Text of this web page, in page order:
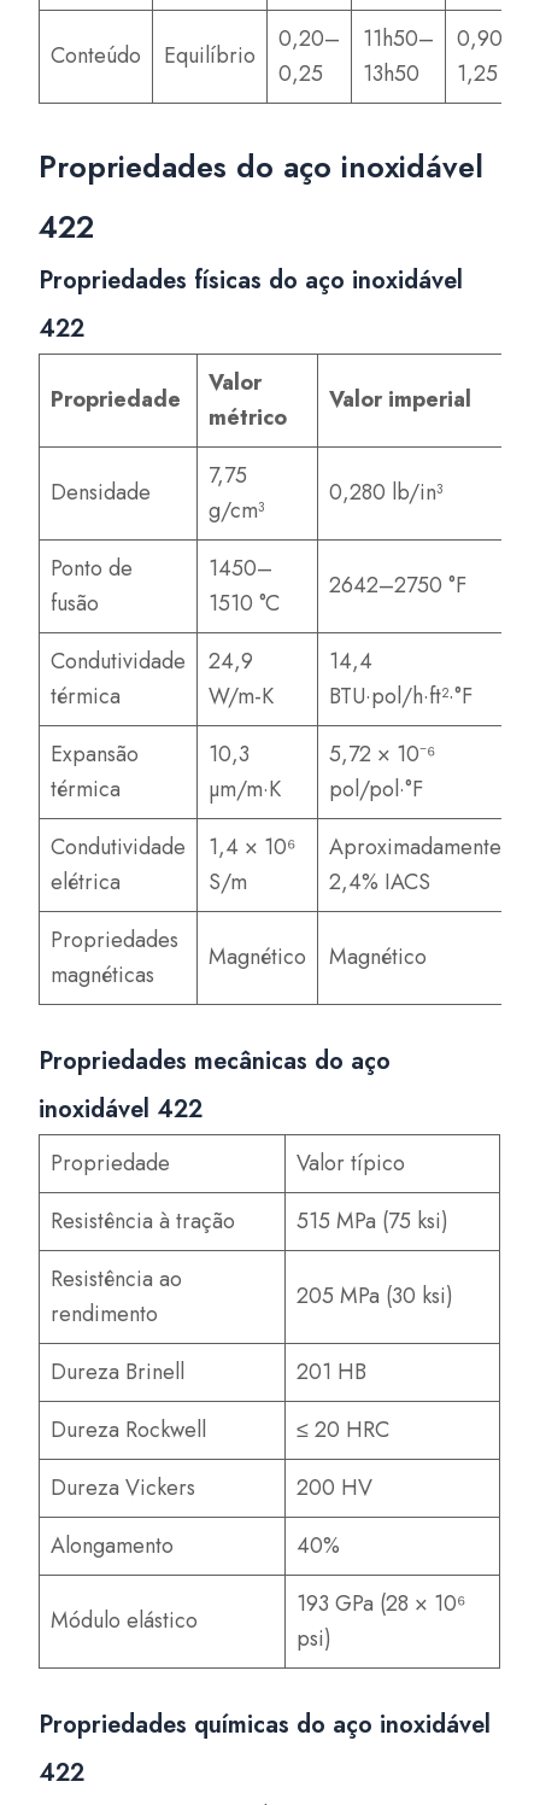
Conteúdo Equilíbrio
0,20–
0,25
11h50–
13h50
0,90–
1,25
Propriedades do aço inoxidável
422
Propriedades físicas do aço inoxidável
422
Propriedade
Valor
métrico
Valor imperial
Densidade
7,75
g/cm³
0,280 lb/in³
Ponto de
fusão
1450–
1510 °C
2642–2750 °F
Condutividade
térmica
24,9
W/m-K
14,4
BTU·pol/h·ft²·°F
Expansão
térmica
10,3
µm/m·K
5,72 × 10⁻⁶
pol/pol·°F
Condutividade
elétrica
1,4 × 10⁶
S/m
Aproximadamente
2,4% IACS
Propriedades
magnéticas
Magnético Magnético
Propriedades mecânicas do aço
inoxidável 422
Propriedade
Valor típico
Resistência à tração
515 MPa (75 ksi)
Resistência ao
rendimento
205 MPa (30 ksi)
Dureza Brinell
201 HB
Dureza Rockwell
≤ 20 HRC
Dureza Vickers
200 HV
Alongamento
40%
Módulo elástico
193 GPa (28 × 10⁶
psi)
Propriedades químicas do aço inoxidável
422